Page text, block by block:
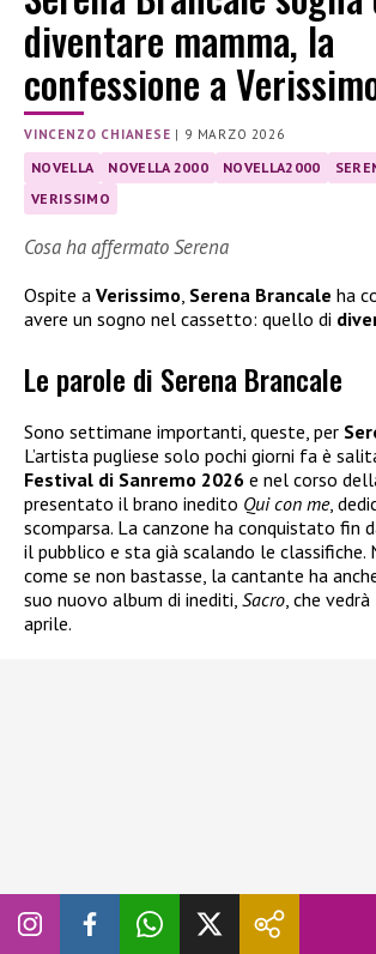
diventare mamma, la
confessione a
VINCENZO CHIANESE | 9 MARZO 2026
NOVELLA NOVELLA 2000 NOVELLA2000
VERISSIMO
Cosa ha affermato Serena
Ospite a Verissimo Serena Brancale ha
avere un sogno nel cassetto: quello di
Le parole di Serena Brancale
Sono settimane importanti, queste, per
L’artista pugliese solo pochi giorni fa è
Festival di Sanremo 2026 e nel corso
presentato il brano inedito Qui con me,
scomparsa. La canzone ha conquistato fin
il pubblico e sta già scalando le classifiche.
come se non bastasse, la cantante ha
suo nuovo album di inediti, Sacro , che
aprile.